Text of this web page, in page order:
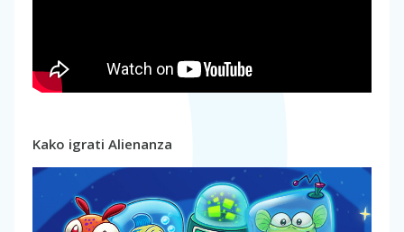
Kako igrati Alienanza